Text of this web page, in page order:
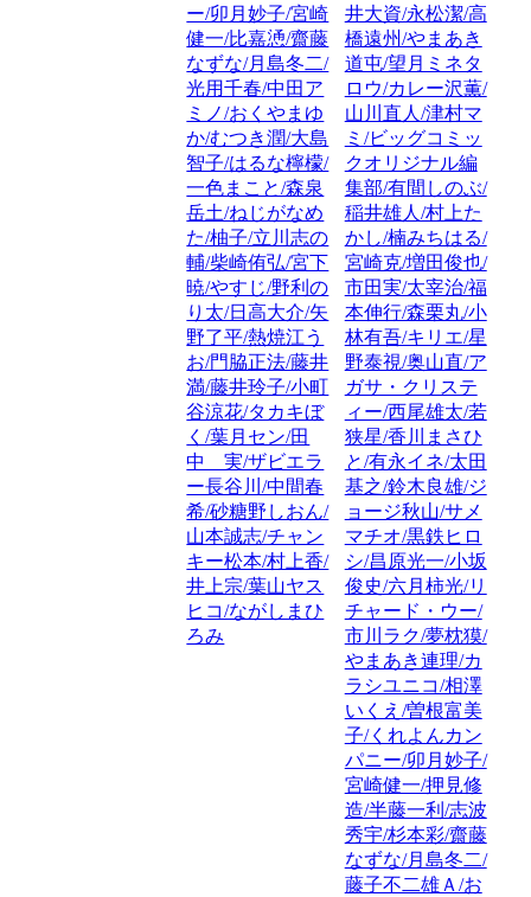
ー/卯月妙子/宮崎
健一/比嘉慂/齋藤
なずな/月島冬二/
光用千春/中田ア
ミノ/おくやまゆ
か/むつき潤/大島
智子/はるな檸檬/
一色まこと/森泉
岳土/ねじがなめ
た/柚子/立川志の
輔/柴崎侑弘/宮下
暁/やすじ/野利の
り太/日高大介/矢
野了平/熱焼江う
お/門脇正法/藤井
満/藤井玲子/小町
谷涼花/タカキぼ
く/葉月セン/田
中 実/ザビエラ
ー長谷川/中間春
希/砂糖野しおん/
山本誠志/チャン
キー松本/村上香/
井上宗/葉山ヤス
ヒコ/ながしまひ
ろみ
井大資/永松潔/高
橋遠州/やまあき
道屯/望月ミネタ
ロウ/カレー沢薫/
山川直人/津村マ
ミ/ビッグコミッ
クオリジナル編
集部/有間しのぶ/
稲井雄人/村上た
かし/楠みちはる/
宮崎克/増田俊也/
市田実/太宰治/福
本伸行/森栗丸/小
林有吾/キリエ/星
野泰視/奥山直/ア
ガサ・クリステ
ィー/西尾雄太/若
狭星/香川まさひ
と/有永イネ/太田
基之/鈴木良雄/ジ
ョージ秋山/サメ
マチオ/黒鉄ヒロ
シ/昌原光一/小坂
俊史/六月柿光/リ
チャード・ウー/
市川ラク/夢枕獏/
やまあき連理/カ
ラシユニコ/相澤
いくえ/曽根富美
子/くれよんカン
パニー/卯月妙子/
宮崎健一/押見修
造/半藤一利/志波
秀宇/杉本彩/齋藤
なずな/月島冬二/
藤子不二雄Ａ/お